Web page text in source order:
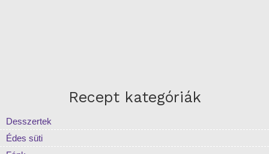
Recept kategóriák
Desszertek
Édes süti